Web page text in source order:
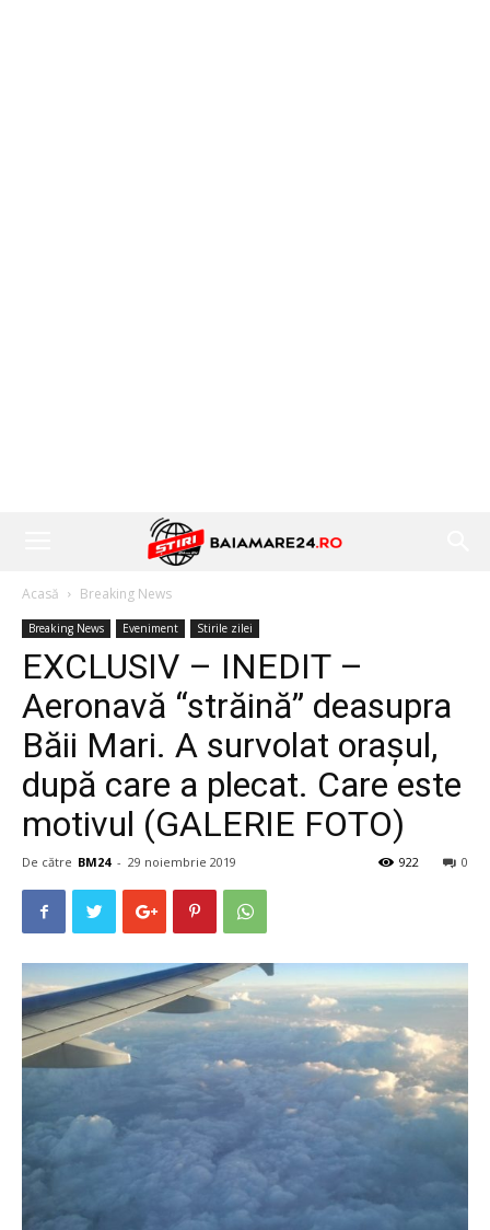
Acasă Breaking News
Breaking News Eveniment Stirile zilei
EXCLUSIV – INEDIT –
Aeronavă “străină” deasupra
Băii Mari. A survolat orașul,
după care a plecat. Care este
motivul (GALERIE FOTO)
De către BM24 - 29 noiembrie 2019 0
922